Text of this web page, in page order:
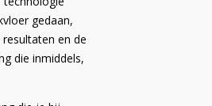
gedaan,
en de
die inmiddels,